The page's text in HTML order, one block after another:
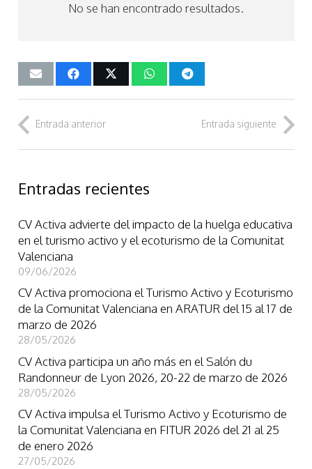
No se han encontrado resultados.
Entrada anterior Entrada siguiente
Entradas recientes
CV Activa advierte del impacto de la huelga educativa
en el turismo activo y el ecoturismo de la Comunitat
Valenciana
09/06/2026
CV Activa promociona el Turismo Activo y Ecoturismo
de la Comunitat Valenciana en ARATUR del 15 al 17 de
marzo de 2026
28/05/2026
CV Activa participa un año más en el Salón du
Randonneur de Lyon 2026, 20-22 de marzo de 2026
28/05/2026
CV Activa impulsa el Turismo Activo y Ecoturismo de
la Comunitat Valenciana en FITUR 2026 del 21 al 25
de enero 2026
27/05/2026